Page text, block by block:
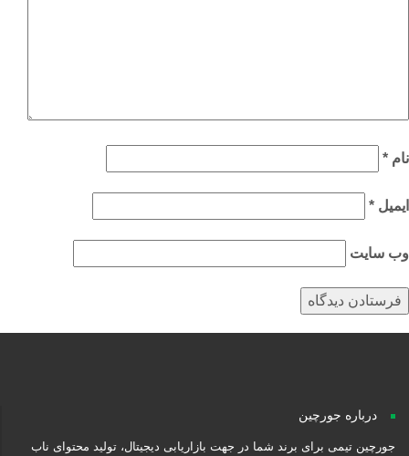
*
*
سایت
درباره جورچین
جورچین تیمی برای برند شما در جهت بازاریابی دیجیتال، تولید محتوای ناب